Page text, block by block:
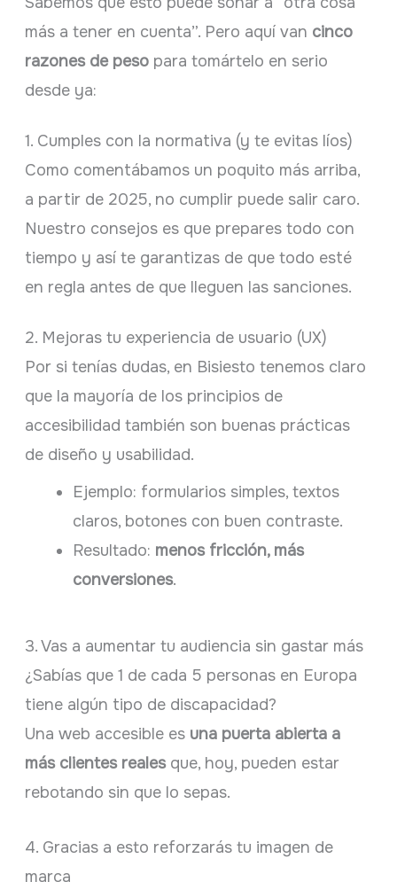
más a tener en cuenta”. Pero aquí van cinco
razones de pesopara tomártelo en serio
desde ya:
1. Cumples con la normativa (y te evitas líos)
Como comentábamos un poquito más arriba,
a partir de 2025, no cumplir puede salir caro.
Nuestro consejos es que prepares todo con
tiempo y así te garantizas de que todo esté
en regla antes de que lleguen las sanciones.
2. Mejoras tu experiencia de usuario (UX)
Por si tenías dudas, en Bisiesto tenemos claro
que la mayoría de los principios de
accesibilidad también son buenas prácticas
de diseño y usabilidad.
Ejemplo: formularios simples, textos
claros, botones con buen contraste.
Resultado: menos fricción, más
conversiones.
3. Vas a aumentar tu audiencia sin gastar más
¿Sabías que 1 de cada 5 personas en Europa
tiene algún tipo de discapacidad?
Una web accesible es una puerta abierta a
más clientes realesque, hoy, pueden estar
rebotando sin que lo sepas.
4. Gracias a esto reforzarás tu imagen de
marca